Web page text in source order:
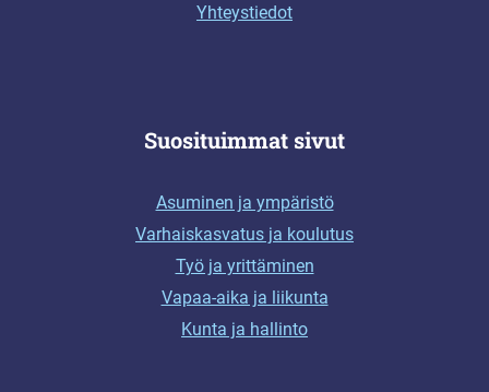
Yhteystiedot
Suosituimmat sivut
Asuminen ja ympäristö
Varhaiskasvatus ja koulutus
Työ ja yrittäminen
Vapaa-aika ja liikunta
Kunta ja hallinto